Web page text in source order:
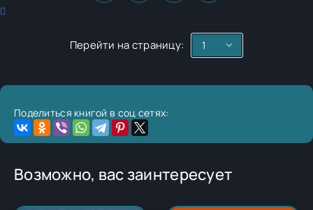
Перейти на страницу:
Поделиться книгой в соц сетях:
Возможно, вас заинтересует